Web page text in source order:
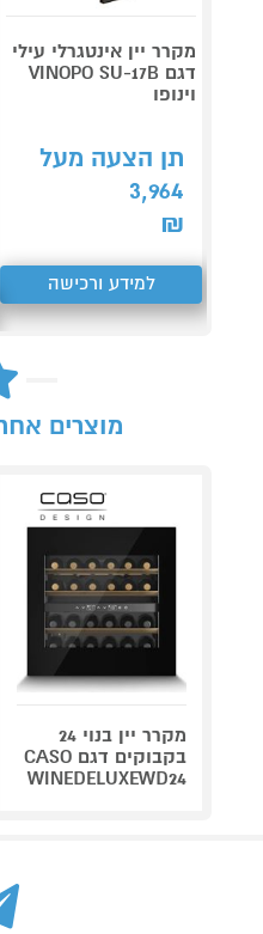
מקרר יין אינטגרלי עילי
דגם VINOPO SU-17B
וינופו
תן הצעה מעל
3,964
₪
למידע ורכישה
מוצרים
מקרר יין בנוי 24
בקבוקים דגם CASO
WINEDELUXEWD24